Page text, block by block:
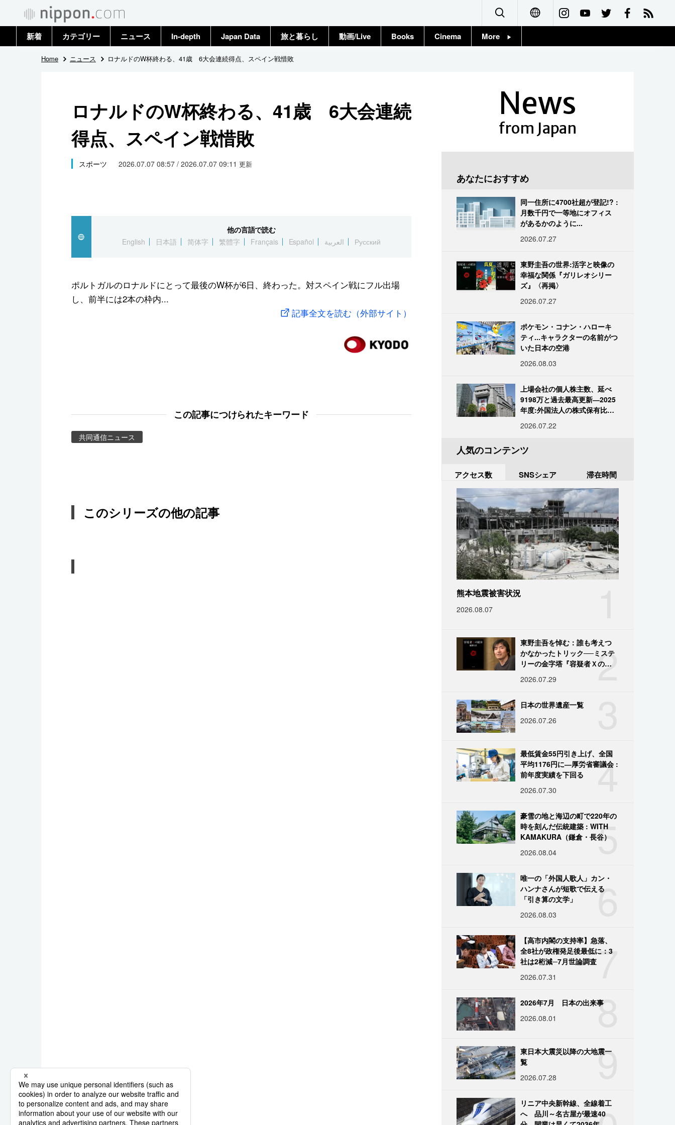
Français
新着 カテゴリー
政治・外交
社会
文化
スポーツ・東京2020
ニュース
トップ
In-depth Japan Data 旅と暮らし 動画/Live Books Cinema More
Home ニュース ロナルドのW杯終わる、41歳 6大会連続得点、スペイン戦惜敗
ロナルドのW杯終わる、41歳 6大会連続
得点、スペイン戦惜敗
スポーツ 2026.07.07 08:57 / 2026.07.07 09:11 更新
他の言語で読む
English
日本語 简体字 繁體字 Français Español العربية Русский
ポルトガルのロナルドにとって最後のW杯が6日、終わった。対スペイン戦にフル出場
し、前半には2本の枠内...
記事全文を読む（外部サイト）
この記事につけられたキーワード
共同通信ニュース
このシリーズの他の記事
News
from Japan
あなたにおすすめ
同一住所に4700社超が登記!? :
月数千円で一等地にオフィス
があるかのように...
2026.07.27
東野圭吾の世界:活字と映像の
幸福な関係『ガリレオシリー
ズ』〈再掲〉
2026.07.27
ポケモン・コナン・ハローキ
ティ...キャラクターの名前がつ
いた日本の空港
2026.08.03
上場会社の個人株主数、延べ
9198万と過去最高更新―2025
年度:外国法人の株式保有比率
2026.07.22
人気のコンテンツ
アクセス数 SNSシェア 滞在時間
熊本地震被害状況
2026.08.07
2
東野圭吾を悼む：誰も考えつ
かなかったトリック──ミステ
リーの金字塔『容疑者Ｘの献
2026.07.29
日本の世界遺産一覧
2026.07.26
4
最低賃金55円引き上げ、全国
平均1176円に―厚労省審議会 :
前年度実績を下回る
2026.07.30
5
豪雪の地と海辺の町で220年の
時を刻んだ伝統建築 : WITH
KAMAKURA（鎌倉・長谷）
2026.08.04
6
唯一の「外国人歌人」カン・
ハンナさんが短歌で伝える
「引き算の文学」
2026.08.03
7
【高市内閣の支持率】急落、
全8社が政権発足後最低に：3
社は2桁減─7月世論調査
2026.07.31
8
2026年7月 日本の出来事
2026.08.01
9
東日本大震災以降の大地震一
覧
2026.07.28
リニア中央新幹線、全線着工
へ 品川～名古屋が最速40